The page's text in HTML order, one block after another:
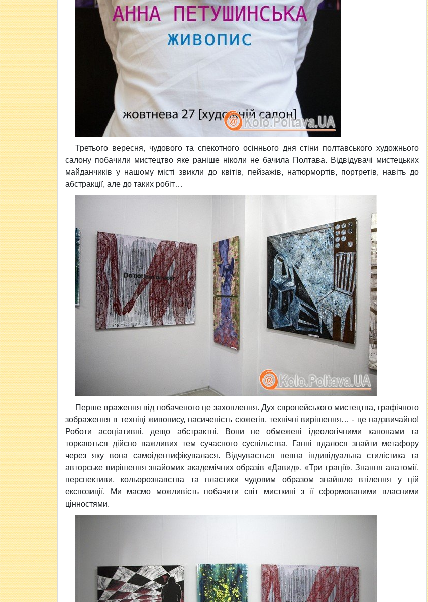
Третього вересня, чудового та спекотного осіннього дня стіни полтавського художнього
салону побачили мистецтво яке раніше ніколи не бачила Полтава. Відвідувачі мистецьких
майданчиків у нашому місті звикли до квітів, пейзажів, натюрмортів, портретів, навіть до
абстракції, але до таких робіт…
Перше враження від побаченого це захоплення. Дух європейського мистецтва, графічного
зображення в техніці живопису, насиченість сюжетів, технічні вирішення… - це надзвичайно!
Роботи асоціативні, дещо абстрактні. Вони не обмежені ідеологічними канонами та
торкаються дійсно важливих тем сучасного суспільства. Ганні вдалося знайти метафору
через яку вона самоідентифікувалася. Відчувається певна індивідуальна стилістика та
авторське вирішення знайомих академічних образів «Давид», «Три грації». Знання анатомії,
перспективи, кольорознавства та пластики чудовим образом знайшло втілення у цій
експозиції. Ми маємо можливість побачити світ мисткині з її сформованими власними
цінностями.